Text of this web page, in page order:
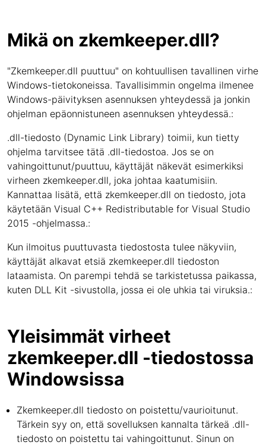
Mikä on zkemkeeper.dll?
"Zkemkeeper.dll puuttuu" on kohtuullisen tavallinen virhe
Windows-tietokoneissa. Tavallisimmin ongelma ilmenee
Windows-päivityksen asennuksen yhteydessä ja jonkin
ohjelman epäonnistuneen asennuksen yhteydessä.:
.dll-tiedosto (Dynamic Link Library) toimii, kun tietty
ohjelma tarvitsee tätä .dll-tiedostoa. Jos se on
vahingoittunut/puuttuu, käyttäjät näkevät esimerkiksi
virheen zkemkeeper.dll, joka johtaa kaatumisiin.
Kannattaa lisätä, että zkemkeeper.dll on tiedosto, jota
käytetään Visual C++ Redistributable for Visual Studio
2015 -ohjelmassa.:
Kun ilmoitus puuttuvasta tiedostosta tulee näkyviin,
käyttäjät alkavat etsiä zkemkeeper.dll tiedoston
lataamista. On parempi tehdä se tarkistetussa paikassa,
kuten DLL Kit -sivustolla, jossa ei ole uhkia tai viruksia.:
Yleisimmät virheet
zkemkeeper.dll -tiedostossa
Windowsissa
Zkemkeeper.dll tiedosto on poistettu/vaurioitunut.
Tärkein syy on, että sovelluksen kannalta tärkeä .dll-
tiedosto on poistettu tai vahingoittunut. Sinun on